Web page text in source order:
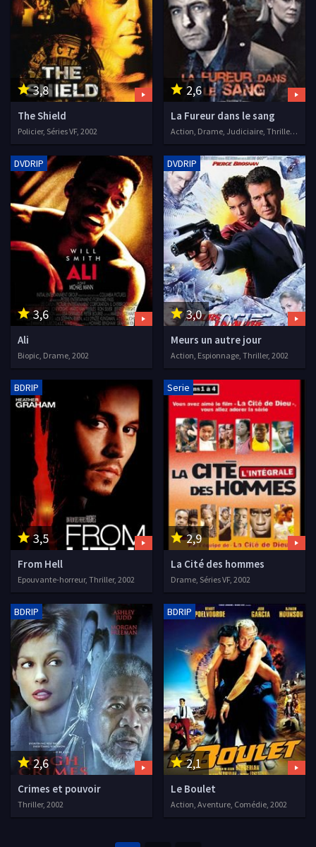
3,8
The Shield
Policier, Séries VF, 2002
2,6
La Fureur dans le sang
Action, Drame, Judiciaire, Thriller, Séries VF, 2002
3,6
DVDRIP
Ali
Biopic, Drame, 2002
3,0
DVDRIP
Meurs un autre jour
Action, Espionnage, Thriller, 2002
3,5
BDRIP
From Hell
Epouvante-horreur, Thriller, 2002
2,9
Serie
La Cité des hommes
Drame, Séries VF, 2002
2,6
BDRIP
Crimes et pouvoir
Thriller, 2002
2,1
BDRIP
Le Boulet
Action, Aventure, Comédie, 2002